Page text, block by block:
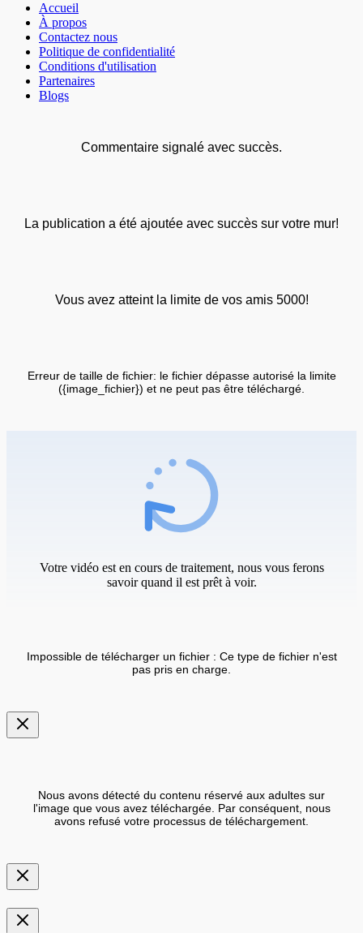
Accueil
À propos
Contactez nous
Politique de confidentialité
Conditions d'utilisation
Partenaires
Blogs
Commentaire signalé avec succès.
La publication a été ajoutée avec succès sur votre mur!
Vous avez atteint la limite de vos amis 5000!
Erreur de taille de fichier: le fichier dépasse autorisé la limite
({image_fichier}) et ne peut pas être téléchargé.
Votre vidéo est en cours de traitement, nous vous ferons
savoir quand il est prêt à voir.
Impossible de télécharger un fichier : Ce type de fichier n'est
pas pris en charge.
Nous avons détecté du contenu réservé aux adultes sur
l'image que vous avez téléchargée. Par conséquent, nous
avons refusé votre processus de téléchargement.